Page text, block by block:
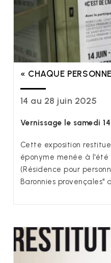
« CHAQUE
14 au 28 juin 2025
Vernissage le samedi
Cette exposition
éponyme menée à l'été
(Résidence pour
Baronnies provençales"